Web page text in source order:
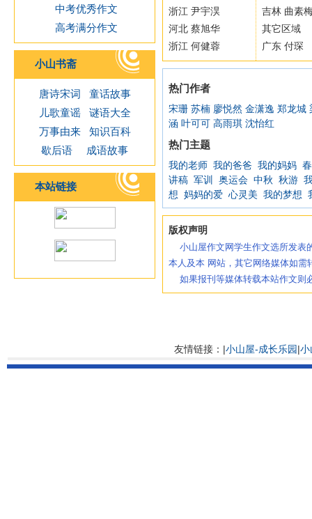
中考优秀作文
高考满分作文
小山书斋
唐诗宋词
童话故事
儿歌童谣
谜语大全
万事由来
知识百科
歇后语
成语故事
本站链接
浙江 尹宇淏
河北 蔡旭华
浙江 何健蓉
吉林 曲素
其它区域
广东 付琛
热门作者
宋珊 苏楠 廖悦然 金潇逸 郑龙城
涵 叶可可 高雨琪 沈怡红
热门主题
我的老师 我的爸爸 我的妈妈
讲稿 军训 奥运会 中秋 秋游
想 妈妈的爱 心灵美 我的梦想
版权声明
小山屋作文网学生作文选所发表
本人及本 网站，其它网络媒体如需
如果报刊等媒体转载本站作文则
友情链接：|小山屋-成长乐园|小